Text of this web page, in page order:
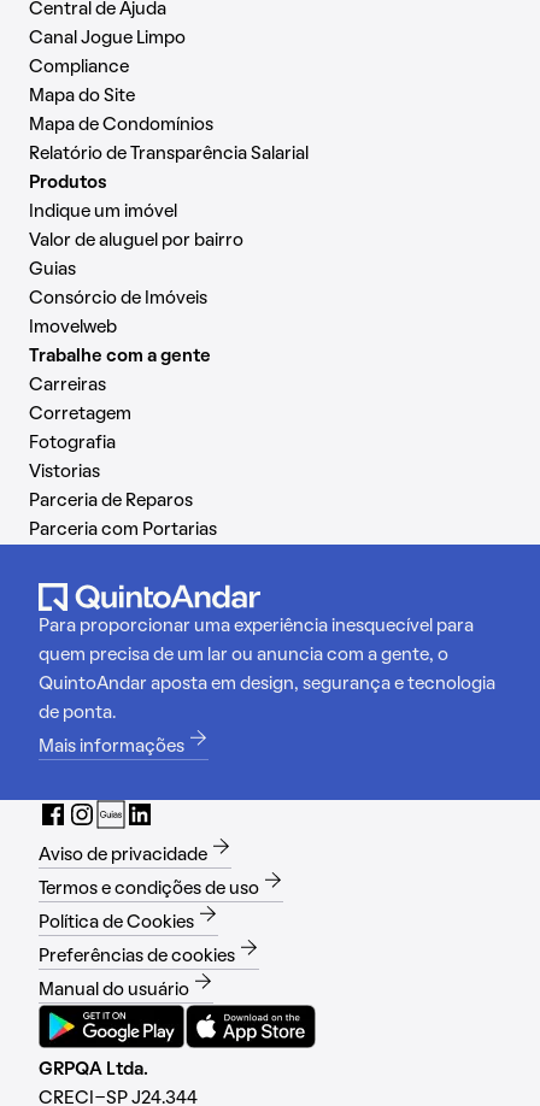
Central de Ajuda
Canal Jogue Limpo
Compliance
Mapa do Site
Mapa de Condomínios
Relatório de Transparência Salarial
Produtos
Indique um imóvel
Valor de aluguel por bairro
Guias
Consórcio de Imóveis
Imovelweb
Trabalhe com a gente
Carreiras
Corretagem
Fotografia
Vistorias
Parceria de Reparos
Parceria com Portarias
Para proporcionar uma experiência inesquecível para
quem precisa de um lar ou anuncia com a gente, o
QuintoAndar aposta em design, segurança e tecnologia
de ponta.
Mais informações
Aviso de privacidade
Termos e condições de uso
Política de Cookies
Preferências de cookies
Manual do usuário
GRPQA Ltda.
CRECI-SP J24.344